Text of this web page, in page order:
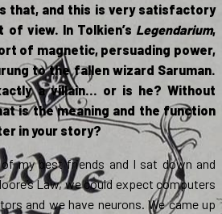
that, and this is very satisfactory
view. In Tolkien’s Legendarium,
of magnetic, persuading power,
to the fallen wizard Saruman.
a villain… or is he? Without
is the meaning and the function
in your story?
my best friends and I sat down and
Law, we could expect computers
and we have neurons. We came up